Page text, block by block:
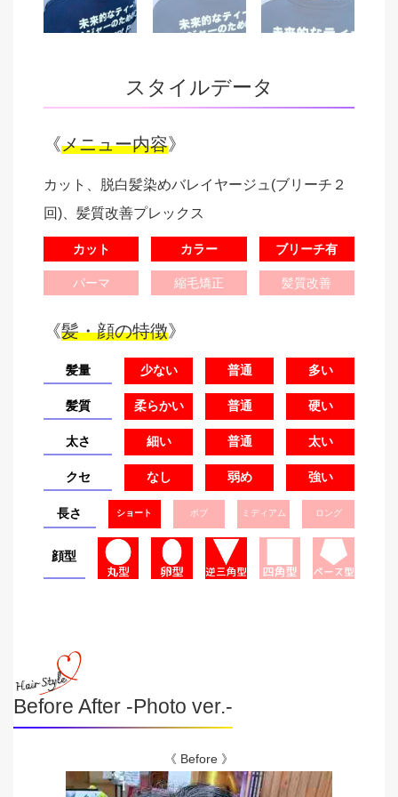
スタイルデータ
《メニュー内容》
カット、脱白髪染めバレイヤージュ(ブリーチ２
回)、髪質改善プレックス
カット カラー ブリーチ有
パーマ 縮毛矯正 髪質改善
《髪・顔の特徴》
髪量 少ない 普通 多い
髪質 柔らかい 普通 硬い
太さ 細い 普通 太い
クセ なし 弱め 強い
長さ ショート ボブ ミディアム ロング
顔型
Before After -Photo ver.-
《 Before 》